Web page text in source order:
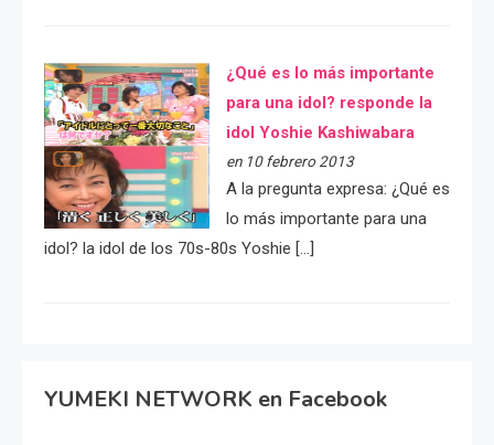
¿Qué es lo más importante
para una idol? responde la
idol Yoshie Kashiwabara
en 10 febrero 2013
A la pregunta expresa: ¿Qué es
lo más importante para una
idol? la idol de los 70s-80s Yoshie […]
YUMEKI NETWORK en Facebook